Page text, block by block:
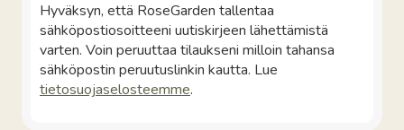
Hyväksyn, että RoseGarden tallentaa
sähköpostiosoitteeni uutiskirjeen lähettämistä
varten. Voin peruuttaa tilaukseni milloin tahansa
sähköpostin peruutuslinkin kautta. Lue
tietosuojaselosteemme.